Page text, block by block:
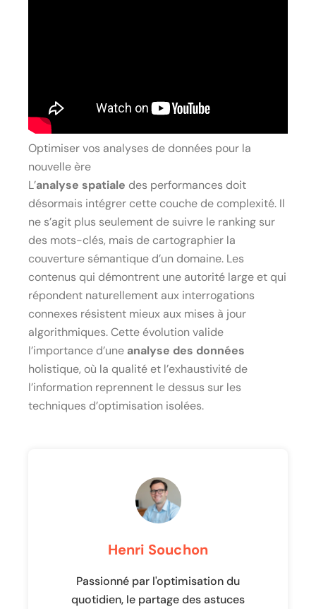
Optimiser vos analyses de données pour la
nouvelle ère
L’analyse spatiale des performances doit
désormais intégrer cette couche de complexité. Il
ne s’agit plus seulement de suivre le ranking sur
des mots-clés, mais de cartographier la
couverture sémantique d’un domaine. Les
contenus qui démontrent une autorité large et qui
répondent naturellement aux interrogations
connexes résistent mieux aux mises à jour
algorithmiques. Cette évolution valide
l’importance d’une analyse des données
holistique, où la qualité et l’exhaustivité de
l’information reprennent le dessus sur les
techniques d’optimisation isolées.
Henri Souchon
Passionné par l'optimisation du
quotidien, le partage des astuces